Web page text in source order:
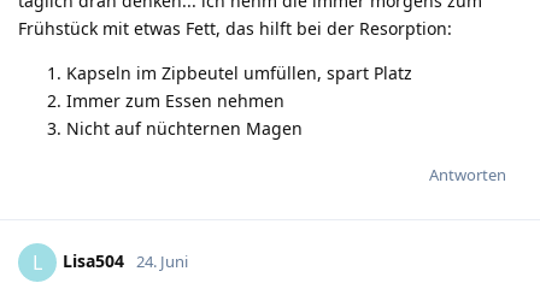
Frühstück mit etwas Fett, das hilft bei der Resorption:
Kapseln im Zipbeutel umfüllen, spart Platz
Immer zum Essen nehmen
Nicht auf nüchternen Magen
Antworten
L Lisa504 24. Juni